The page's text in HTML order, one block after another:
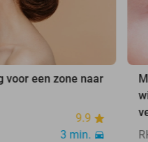
voor een zone naar
9.9
3 min.